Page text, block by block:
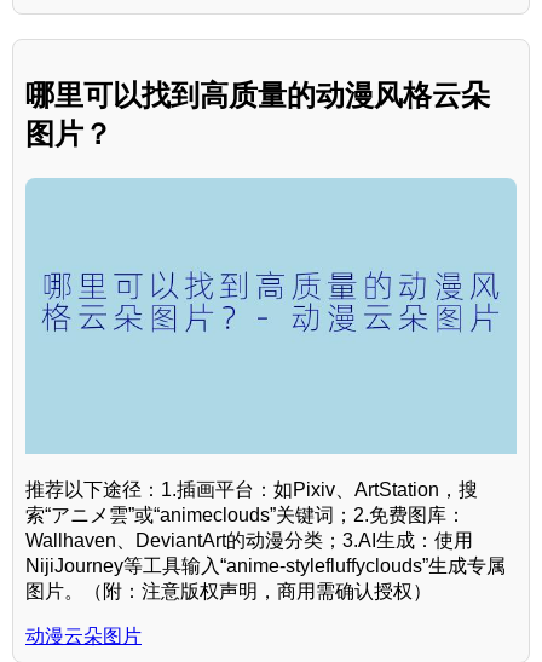
哪里可以找到高质量的动漫风格云朵
图片？
推荐以下途径：1.插画平台：如Pixiv、ArtStation，搜
索“アニメ雲”或“animeclouds”关键词；2.免费图库：
Wallhaven、DeviantArt的动漫分类；3.AI生成：使用
NijiJourney等工具输入“anime-stylefluffyclouds”生成专属
图片。（附：注意版权声明，商用需确认授权）
动漫云朵图片